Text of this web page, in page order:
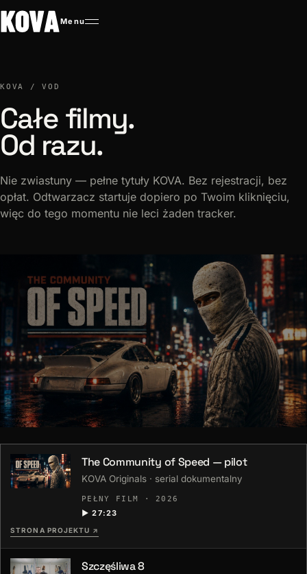
Menu
KOVA / VOD
Całe filmy.
Od razu.
Nie zwiastuny — pełne tytuły KOVA. Bez rejestracji, bez
opłat. Odtwarzacz startuje dopiero po Twoim kliknięciu,
więc do tego momentu nie leci żaden tracker.
Katalog KOVA VOD
The Community of Speed — pilot
PEŁNY FILM · 27:23
The Community of Speed — pilot
KOVA Originals · serial dokumentalny
PEŁNY FILM · 2026
▶ 27:23
STRONA PROJEKTU ↗
Szczęśliwa 8